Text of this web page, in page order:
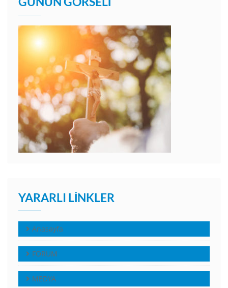
YARARLI LINKLER
Anasayfa
FORUM
MEDYA